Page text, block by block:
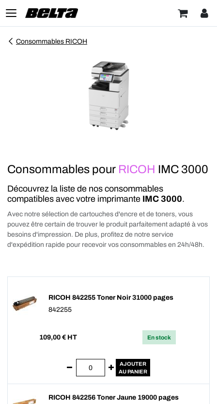
Consommables RICOH
Consommables pour RICOH IMC 3000
Découvrez la liste de nos consommables
compatibles avec votre imprimante IMC 3000.
Avec notre sélection de cartouches d'encre et de toners, vous
pouvez être certain de trouver le produit parfaitement adapté à vos
besoins d'impression. De plus, profitez de notre service
d'expédition rapide pour recevoir vos consommables en 24h/48h.
RICOH 842255 Toner Noir 31000 pages
842255
109,00 € HT En stock
AJOUTER
AU PANIER
RICOH 842256 Toner Jaune 19000 pages